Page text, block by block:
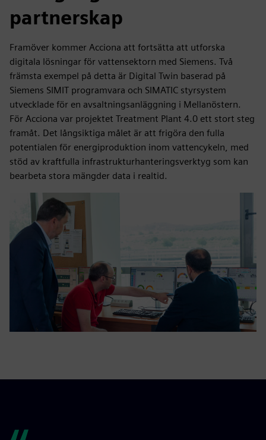
partnerskap
Framöver kommer Acciona att fortsätta att utforska
digitala lösningar för vattensektorn med Siemens. Två
främsta exempel på detta är Digital Twin baserad på
Siemens SIMIT programvara och SIMATIC styrsystem
utvecklade för en avsaltningsanläggning i Mellanöstern.
För Acciona var projektet Treatment Plant 4.0 ett stort steg
framåt. Det långsiktiga målet är att frigöra den fulla
potentialen för energiproduktion inom vattencykeln, med
stöd av kraftfulla infrastrukturhanteringsverktyg som kan
bearbeta stora mängder data i realtid.